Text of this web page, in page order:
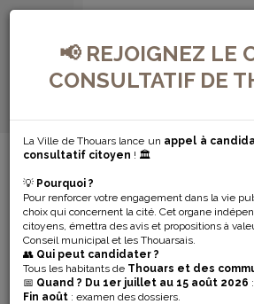
📢 REJOIGNEZ LE
CONSULTATIF DE
La Ville de Thouars lance un appel à
consultatif citoyen ! 🏛️
💡 Pourquoi ?
Pour renforcer votre engagement dans la vie
choix qui concernent la cité. Cet organe
citoyens, émettra des avis et propositions à
Conseil municipal et les Thouarsais.
👥 Qui peut candidater ?
Tous les habitants de Thouars et des
📅 Quand ? Du 1er juillet au 15 août 2026
Fin août : examen des dossiers.
MENU DE